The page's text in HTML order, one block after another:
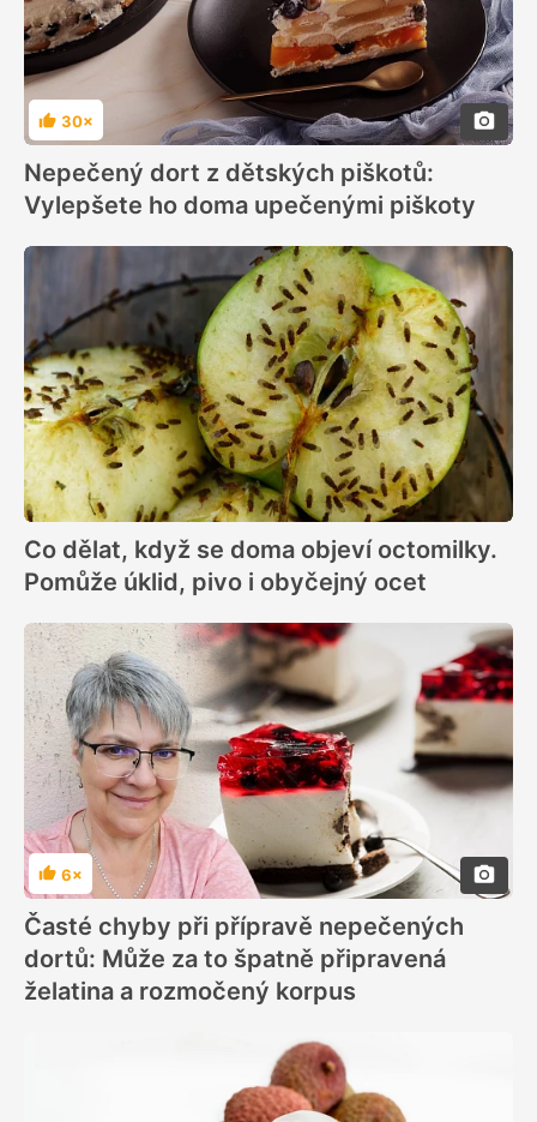
Hodnocení
30×
Nepečený dort z dětských piškotů:
Vylepšete ho doma upečenými piškoty
Co dělat, když se doma objeví octomilky.
Pomůže úklid, pivo i obyčejný ocet
Hodnocení
6×
Časté chyby při přípravě nepečených
dortů: Může za to špatně připravená
želatina a rozmočený korpus